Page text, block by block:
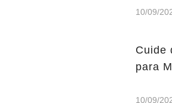
10/09/
Cuide
para
10/09/